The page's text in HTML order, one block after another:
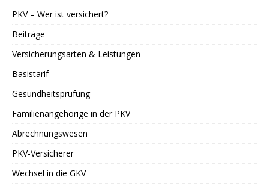
PKV – Wer ist versichert?
Beiträge
Versicherungsarten & Leistungen
Basistarif
Gesundheitsprüfung
Familienangehörige in der PKV
Abrechnungswesen
PKV-Versicherer
Wechsel in die GKV